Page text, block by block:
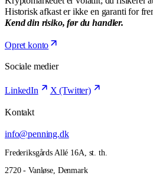
Historisk afkast er ikke en garanti for
Kend din risiko, før du handler.
Opret konto
Sociale medier
LinkedIn X (Twitter)
Kontakt
info@penning.dk
Frederiksgårds Allé 16A, st. th.
2720 - Vanløse, Denmark